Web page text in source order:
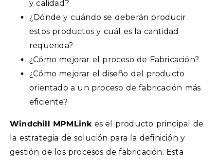
y calidad?
¿Dónde y cuándo se deberán producir
estos productos y cuál es la cantidad
requerida?
¿Cómo mejorar el proceso de Fabricación?
¿Cómo mejorar el diseño del producto
orientado a un proceso de fabricación más
eficiente?
Windchill MPMLinkes el producto principal de
la estrategia de solución para la definición y
gestión de los procesos de fabricación. Esta